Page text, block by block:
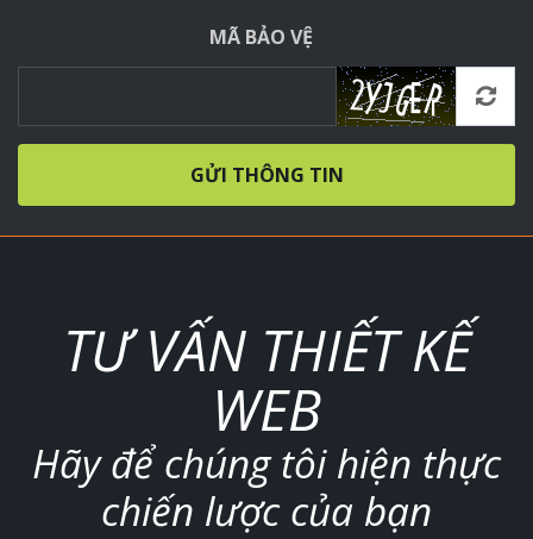
MÃ BẢO VỆ
GỬI THÔNG TIN
TƯ VẤN THIẾT KẾ
WEB
Hãy để chúng tôi hiện thực
chiến lược của bạn